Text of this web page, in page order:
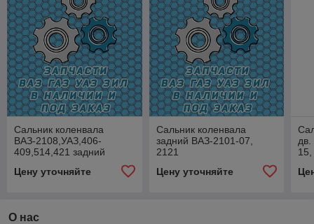
Сальник коленвала
ВАЗ-2108,УАЗ,406-
409,514,421 задний
Цену уточняйте
Сальник коленвала
задний ВАЗ-2101-07,
2121
Цену уточняйте
О нас